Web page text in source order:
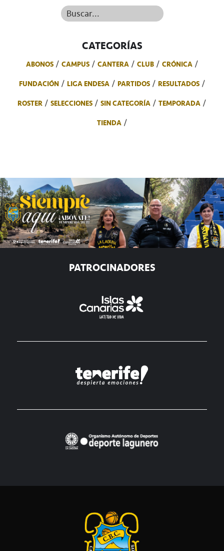
Buscar...
CATEGORÍAS
ABONOS CAMPUS CANTERA CLUB
CRÓNICA
FUNDACIÓN
LIGA ENDESA PARTIDOS
RESULTADOS
ROSTER
SELECCIONES SIN CATEGORÍA
TEMPORADA
TIENDA
PATROCINADORES